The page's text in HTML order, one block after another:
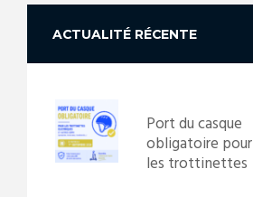
ACTUALITÉ RÉCENTE
Port du casque
obligatoire pour
les trottinettes